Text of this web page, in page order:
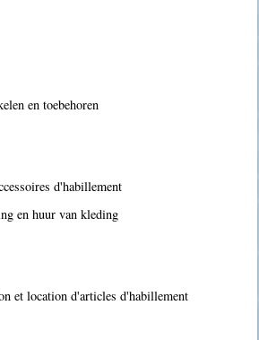
en toebehoren
d'habillement
en huur van kleding
et location d'articles d'habillement